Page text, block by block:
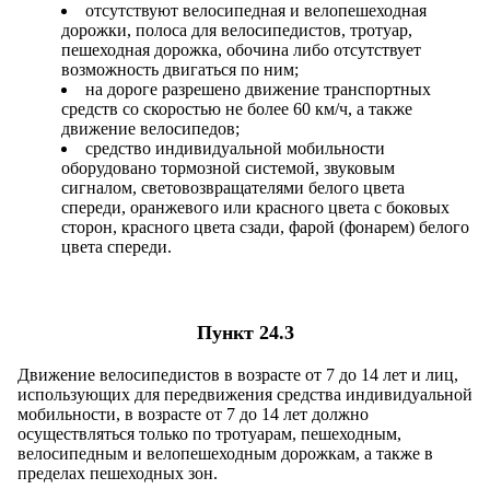
отсутствуют велосипедная и велопешеходная
дорожки, полоса для велосипедистов, тротуар,
пешеходная дорожка, обочина либо отсутствует
возможность двигаться по ним;
на дороге разрешено движение транспортных
средств со скоростью не более 60 км/ч, а также
движение велосипедов;
средство индивидуальной мобильности
оборудовано тормозной системой, звуковым
сигналом, световозвращателями белого цвета
спереди, оранжевого или красного цвета с боковых
сторон, красного цвета сзади, фарой (фонарем) белого
цвета спереди.
Пункт 24.3
Движение велосипедистов в возрасте от 7 до 14 лет и лиц,
использующих для передвижения средства индивидуальной
мобильности, в возрасте от 7 до 14 лет должно
осуществляться только по тротуарам, пешеходным,
велосипедным и велопешеходным дорожкам, а также в
пределах пешеходных зон.